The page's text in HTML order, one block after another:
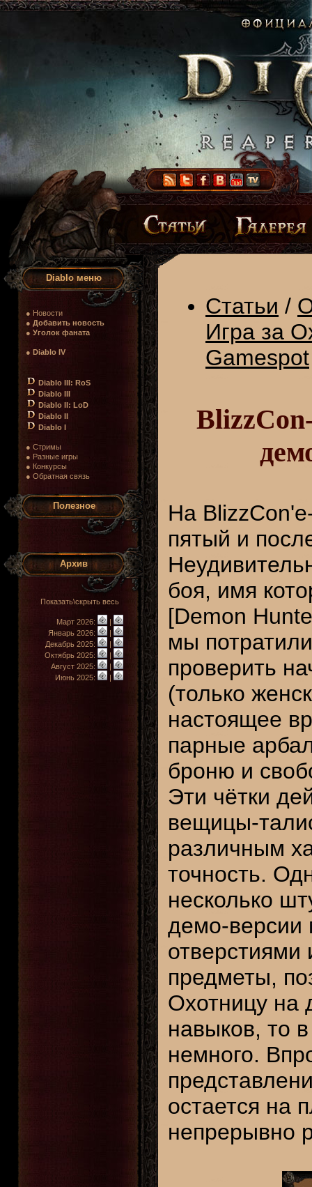
Diablo меню
● Новости
● Добавить новость
● Уголок фаната
● Diablo IV
Diablo III: RoS
Diablo III
Diablo II: LoD
Diablo II
Diablo I
● Стримы
● Разные игры
● Конкурсы
● Обратная связь
Полезное
Архив
Показать\скрыть весь
Март 2026:
|
Январь 2026:
|
Декабрь 2025:
|
Октябрь 2025:
|
Август 2025:
|
Июнь 2025:
|
Статьи /
Игра за
Gamespot
На
пятый и
боя, имя
[Demon
мы
проверить
(только
настоящее
парные
броню и
Эти чётки
вещицы-
различным
точность.
несколько
демо-
отверстиями
предметы,
Охотницу на
навыков, то
немного.
остается на
непрерывно